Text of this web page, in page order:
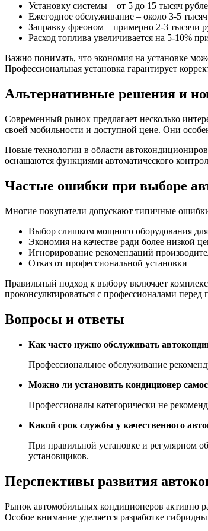
Установку системы – от 5 до 15 тысяч
Ежегодное обслуживание – около 3-5
Заправку фреоном – примерно 2-3 тысячи
Расход топлива увеличивается на 5-10%
Важно понимать, что экономия на установке
Профессиональная установка гарантирует
Альтернативные решения и
Современный рынок предлагает несколько
своей мобильности и доступной цене. Они
Новые технологии в области
оснащаются функциями автоматического
Частые ошибки при выборе
Многие покупатели допускают типичные
Выбор слишком мощного оборудования для
Экономия на качестве ради более низкой
Игнорирование рекомендаций
Отказ от профессиональной установки
Правильный подход к выбору включает
проконсультироваться с профессионалами
Вопросы и ответы
Как часто нужно обслуживать
Профессиональное обслуживание
Можно ли установить кондиционер
Профессионалы категорически не
Какой срок службы у качественного
При правильной установке и регулярном
установщиков.
Перспективы развития
Рынок автомобильных кондиционеров активно
Особое внимание уделяется разработке